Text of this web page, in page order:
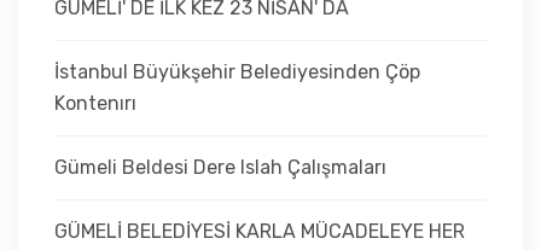
GÜMELİ' DE İLK KEZ 23 NİSAN' DA
İstanbul Büyükşehir Belediyesinden Çöp
Kontenırı
Gümeli Beldesi Dere Islah Çalışmaları
GÜMELİ BELEDİYESİ KARLA MÜCADELEYE HER